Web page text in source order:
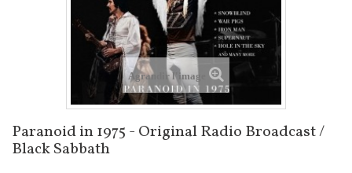
Agrandir l'image
Paranoid in 1975 - Original Radio Broadcast /
Black Sabbath